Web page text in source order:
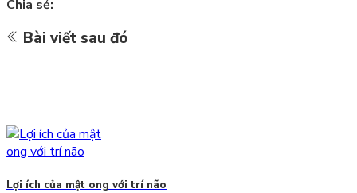
Chia sẻ:
Bài viết sau đó
Lợi ích của mật ong với trí não